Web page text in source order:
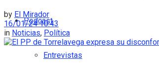
Podcast
Entrevistas
by El Mirador
16/01/24 10:43
in Noticias, Política